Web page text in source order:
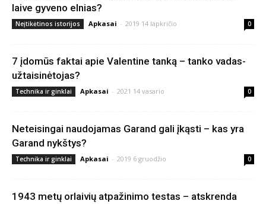
laive gyveno elnias?
Neįtikėtinos istorijos Apkasai - 2019 14 lapkričio 0
7 įdomūs faktai apie Valentine tanką – tanko vadas-
užtaisinėtojas?
Technika ir ginklai Apkasai - 2021 14 vasario 0
Neteisingai naudojamas Garand gali įkąsti – kas yra
Garand nykštys?
Technika ir ginklai Apkasai - 2019 6 gruodžio 0
1943 metų orlaivių atpažinimo testas – atskrenda